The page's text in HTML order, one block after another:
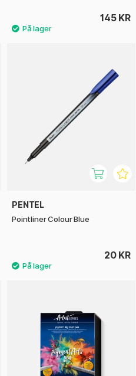
145 KR
PENTEL
Pointliner Colour Blue
20 KR